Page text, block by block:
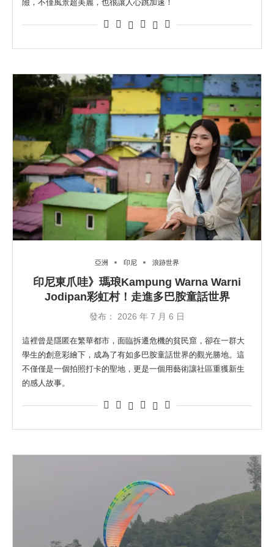
險，不僅風景超美麗，也很讓人心跳加速！
亞洲 印尼 浪跡世界
印尼東爪哇》瑪琅Kampung Warna Warni
Jodipan彩虹村！走進多巴胺童話世界
發布： 2026 年 7 月 6 日
這裡曾是隱匿在繁華都市，面臨拆遷危機的貧民窟，卻在一群大
學生的創意彩繪下，成為了有如多巴胺童話世界的觀光勝地。這
不僅僅是一個拍照打卡的聖地，更是一個用藝術讓社區重獲新生
的感人故事。